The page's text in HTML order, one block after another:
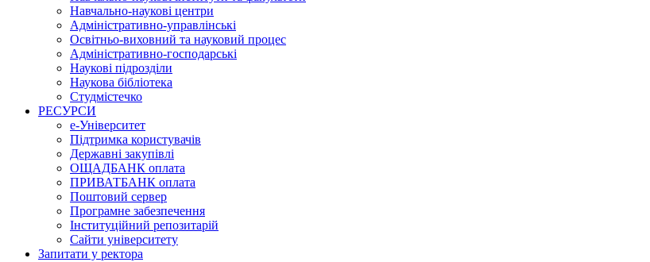
Навчально-наукові центри
Адміністративно-управлінські
Освітньо-виховний та науковий процес
Адміністративно-господарські
Наукові підрозділи
Наукова бібліотека
Студмістечко
РЕСУРСИ
е-Університет
Підтримка користувачів
Державні закупівлі
ОЩАДБАНК оплата
ПРИВАТБАНК оплата
Поштовий сервер
Програмне забезпечення
Інституційний репозитарій
Сайти університету
Запитати у ректора